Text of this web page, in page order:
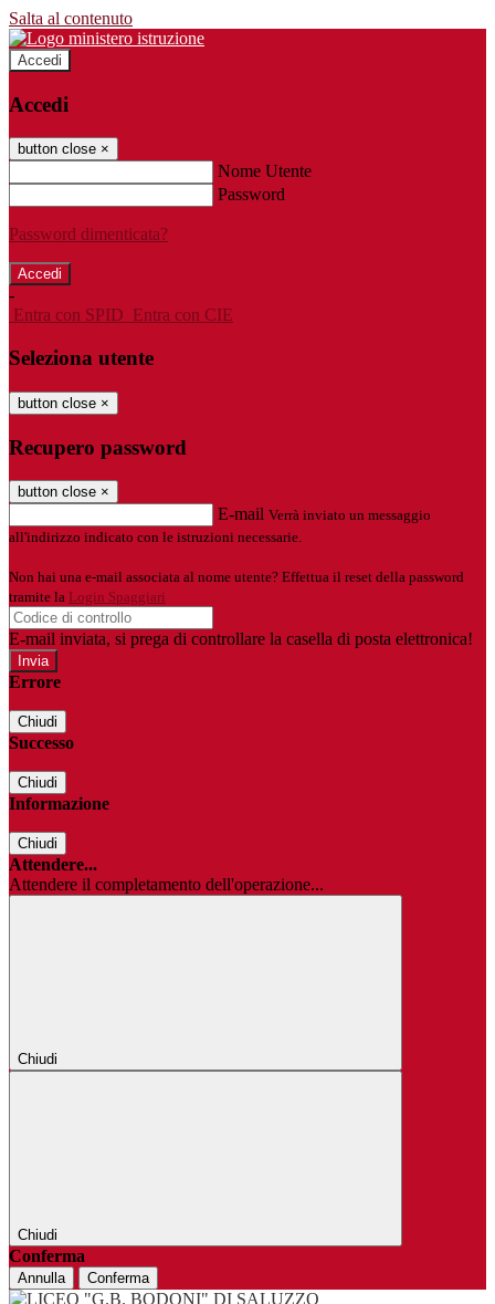
Salta al contenuto
Accedi
Accedi
button close ×
Nome Utente
Password
Password dimenticata?
-
Entra con SPID Entra con CIE
Seleziona utente
button close ×
Recupero password
button close ×
E-mail Verrà inviato un messaggio
all'indirizzo indicato con le istruzioni necessarie.
Non hai una e-mail associata al nome utente? Effettua il reset della password
tramite la Login Spaggiari
E-mail inviata, si prega di controllare la casella di posta elettronica!
Errore
Chiudi
Successo
Chiudi
Informazione
Chiudi
Attendere...
Attendere il completamento dell'operazione...
Chiudi
Chiudi
Conferma
Annulla Conferma